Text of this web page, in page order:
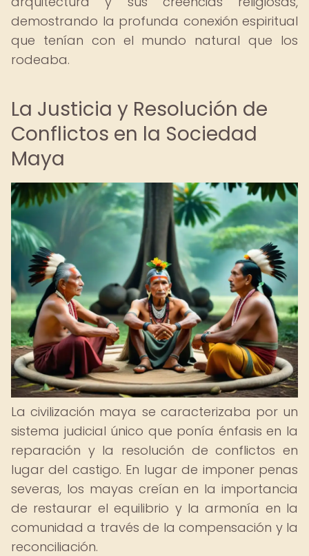
demostrando la profunda conexión espiritual
que tenían con el mundo natural que los
rodeaba.
La Justicia y Resolución de
Conflictos en la Sociedad
Maya
La civilización maya se caracterizaba por un
sistema judicial único que ponía énfasis en la
reparación y la resolución de conflictos en
lugar del castigo. En lugar de imponer penas
severas, los mayas creían en la importancia
de restaurar el equilibrio y la armonía en la
comunidad a través de la compensación y la
reconciliación.